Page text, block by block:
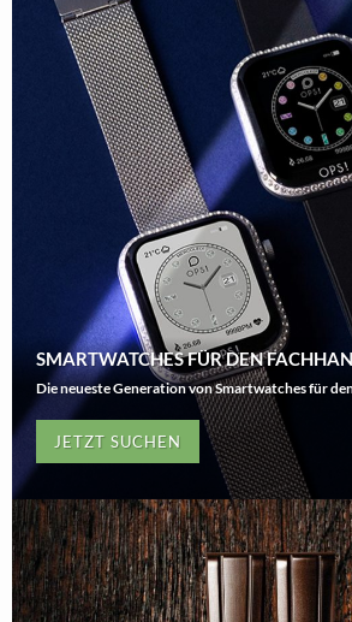
SMARTWATCHES FÜR DEN
Die neueste Generation von Smartwatches für
JETZT SUCHEN